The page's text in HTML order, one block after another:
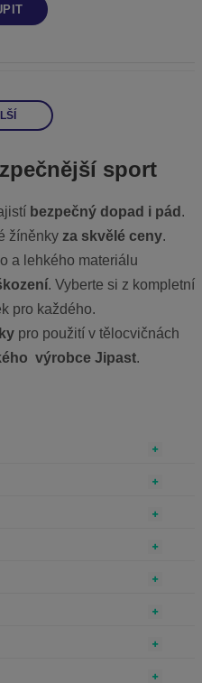
sport
bezpečný dopad i pád .
žíněnky za skvělé ceny.
a lehkého materiálu
. Vyberte si z kompletní
pro každého.
pro použití v tělocvičnách
výrobce Jipast.